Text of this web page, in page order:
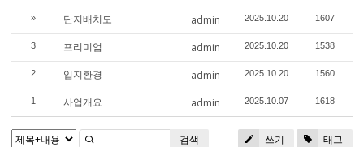
» 단지배치도 admin 2025.10.20 1607
3 프리미엄 admin 2025.10.20 1538
2 입지환경 admin 2025.10.20 1560
1 사업개요 admin 2025.10.07 1618
쓰기 태그
검색